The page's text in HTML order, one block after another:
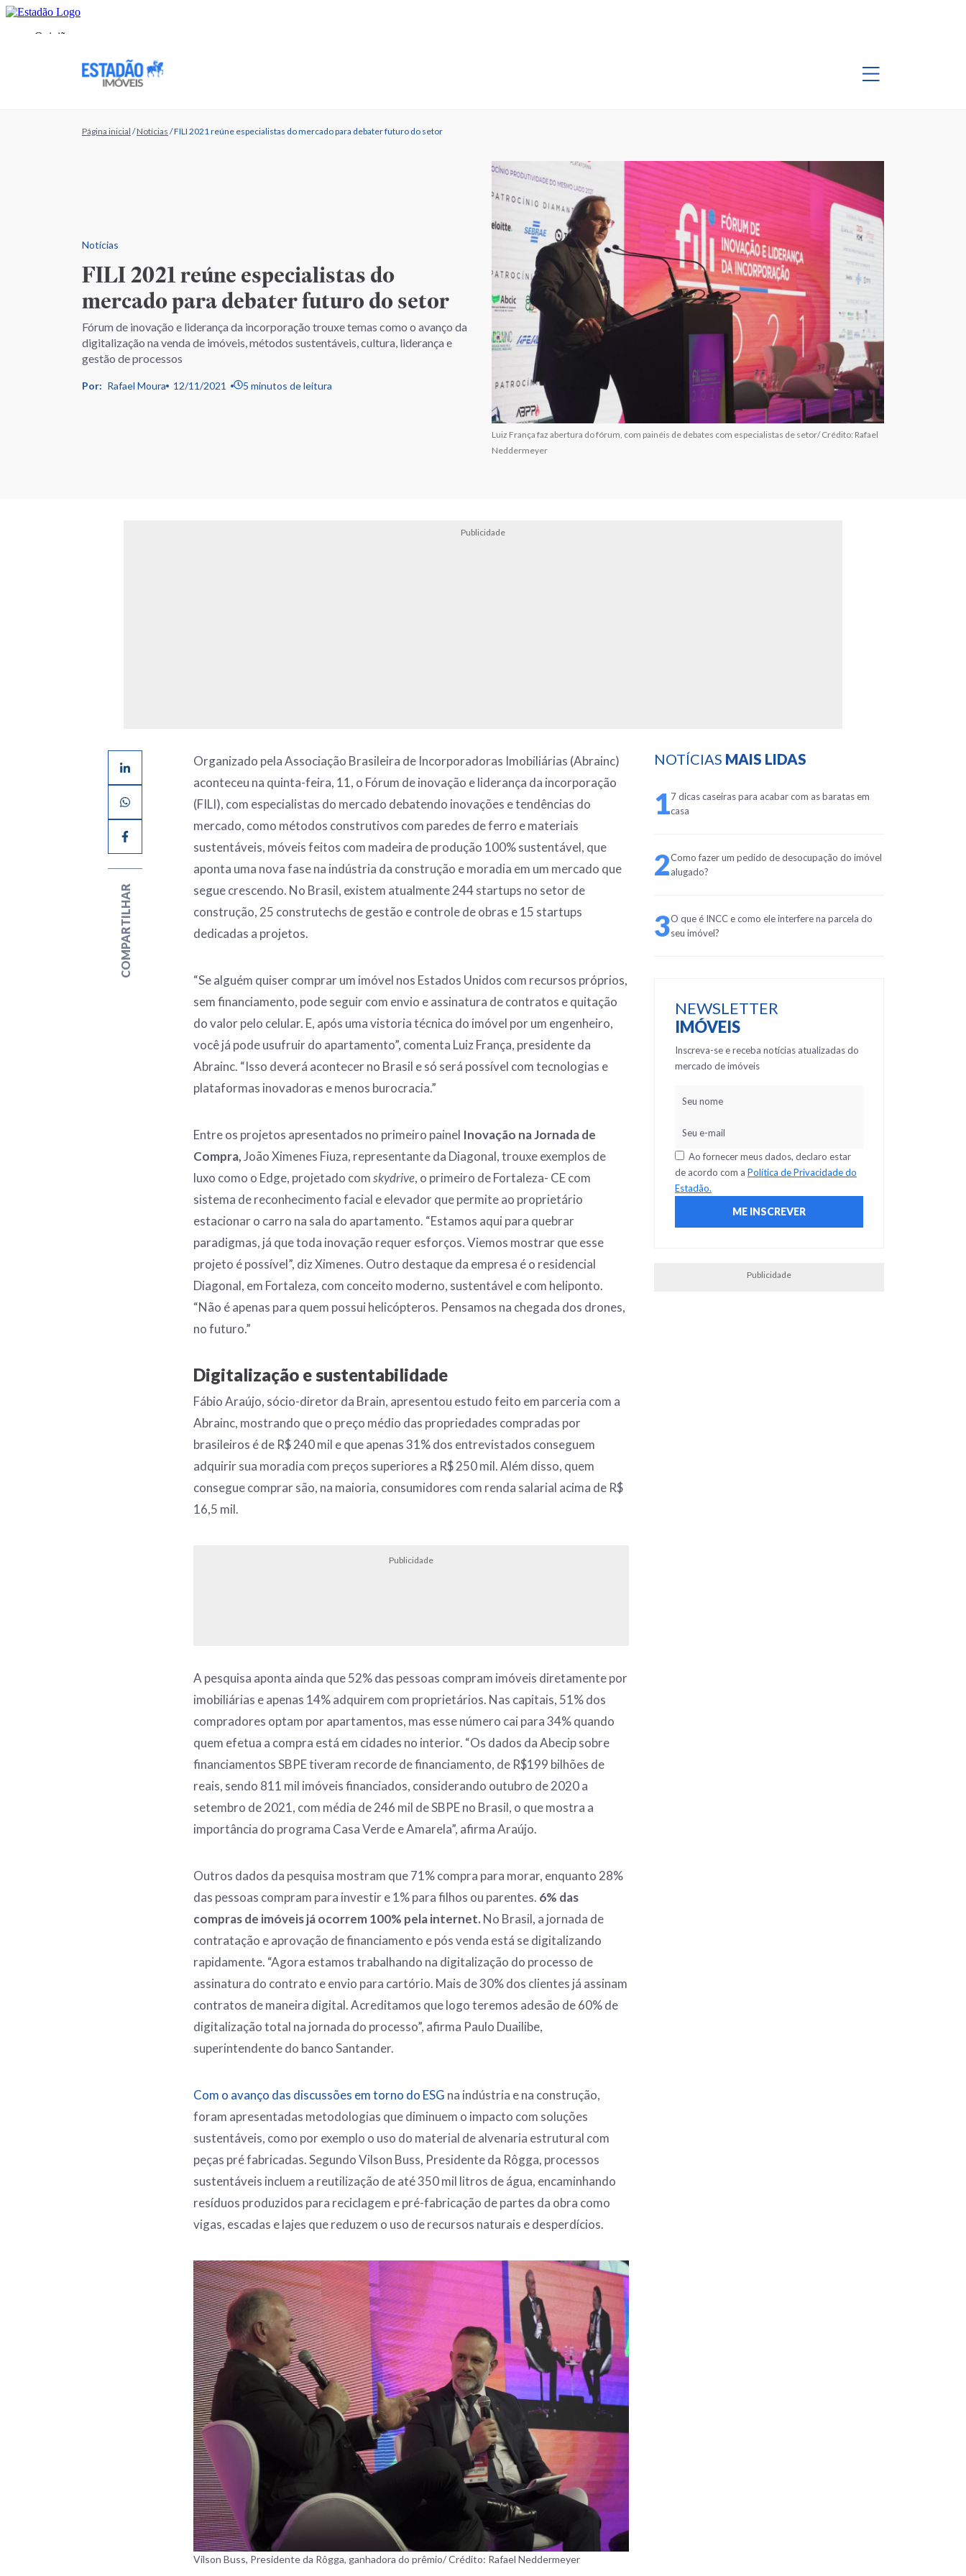
Página inicial /Notícias /FILI 2021 reúne especialistas do mercado para debater futuro do setor
Notícias
FILI 2021 reúne especialistas do
mercado para debater futuro do setor
Fórum de inovação e liderança da incorporação trouxe temas como o avanço da
digitalização na venda de imóveis, métodos sustentáveis, cultura, liderança e
gestão de processos
Por: Rafael Moura 12/11/2021 5 minutos de leitura
Luiz França faz abertura do fórum, com painéis de debates com especialistas de setor/ Crédito: Rafael
Neddermeyer
Publicidade
COMPARTILHAR
Organizado pela Associação Brasileira de Incorporadoras Imobiliárias (Abrainc)
aconteceu na quinta-feira, 11, o Fórum de inovação e liderança da incorporação
(FILI), com especialistas do mercado debatendo inovações e tendências do
mercado, como métodos construtivos com paredes de ferro e materiais
sustentáveis, móveis feitos com madeira de produção 100% sustentável, que
aponta uma nova fase na indústria da construção e moradia em um mercado que
segue crescendo. No Brasil, existem atualmente 244 startups no setor de
construção, 25 construtechs de gestão e controle de obras e 15 startups
dedicadas a projetos.
“Se alguém quiser comprar um imóvel nos Estados Unidos com recursos próprios,
sem financiamento, pode seguir com envio e assinatura de contratos e quitação
do valor pelo celular. E, após uma vistoria técnica do imóvel por um engenheiro,
você já pode usufruir do apartamento”, comenta Luiz França, presidente da
Abrainc. “Isso deverá acontecer no Brasil e só será possível com tecnologias e
plataformas inovadoras e menos burocracia.”
Entre os projetos apresentados no primeiro painel Inovação na Jornada de
Compra,João Ximenes Fiuza, representante da Diagonal, trouxe exemplos de
luxo como o Edge, projetado comskydrive, o primeiro de Fortaleza- CE com
sistema de reconhecimento facial e elevador que permite ao proprietário
estacionar o carro na sala do apartamento. “Estamos aqui para quebrar
paradigmas, já que toda inovação requer esforços. Viemos mostrar que esse
projeto é possível”, diz Ximenes. Outro destaque da empresa é o residencial
Diagonal, em Fortaleza, com conceito moderno, sustentável e com heliponto.
“Não é apenas para quem possui helicópteros. Pensamos na chegada dos drones,
no futuro.”
Digitalização e sustentabilidade
Fábio Araújo, sócio-diretor da Brain, apresentou estudo feito em parceria com a
Abrainc, mostrando que o preço médio das propriedades compradas por
brasileiros é de R$ 240 mil e que apenas 31% dos entrevistados conseguem
adquirir sua moradia com preços superiores a R$ 250 mil. Além disso, quem
consegue comprar são, na maioria, consumidores com renda salarial acima de R$
16,5 mil.
Publicidade
A pesquisa aponta ainda que 52% das pessoas compram imóveis diretamente por
imobiliárias e apenas 14% adquirem com proprietários. Nas capitais, 51% dos
compradores optam por apartamentos, mas esse número cai para 34% quando
quem efetua a compra está em cidades no interior. “Os dados da Abecip sobre
financiamentos SBPE tiveram recorde de financiamento, de R$199 bilhões de
reais, sendo 811 mil imóveis financiados, considerando outubro de 2020 a
setembro de 2021, com média de 246 mil de SBPE no Brasil, o que mostra a
importância do programa Casa Verde e Amarela”, afirma Araújo.
Outros dados da pesquisa mostram que 71% compra para morar, enquanto 28%
das pessoas compram para investir e 1% para filhos ou parentes. 6% das
compras de imóveis já ocorrem 100% pela internet. No Brasil, a jornada de
contratação e aprovação de financiamento e pós venda está se digitalizando
rapidamente. “Agora estamos trabalhando na digitalização do processo de
assinatura do contrato e envio para cartório. Mais de 30% dos clientes já assinam
contratos de maneira digital. Acreditamos que logo teremos adesão de 60% de
digitalização total na jornada do processo”, afirma Paulo Duailibe,
superintendente do banco Santander.
Com o avanço das discussões em torno do ESG na indústria e na construção,
foram apresentadas metodologias que diminuem o impacto com soluções
sustentáveis, como por exemplo o uso do material de alvenaria estrutural com
peças pré fabricadas. Segundo Vilson Buss, Presidente da Rôgga, processos
sustentáveis incluem a reutilização de até 350 mil litros de água, encaminhando
resíduos produzidos para reciclagem e pré-fabricação de partes da obra como
vigas, escadas e lajes que reduzem o uso de recursos naturais e desperdícios.
Vilson Buss, Presidente da Rôgga, ganhadora do prêmio/ Crédito: Rafael Neddermeyer
NOTÍCIAS MAIS LIDAS
17 dicas caseiras para acabar com as baratas em
casa
2Como fazer um pedido de desocupação do imóvel
alugado?
3O que é INCC e como ele interfere na parcela do
seu imóvel?
NEWSLETTER
IMÓVEIS
Inscreva-se e receba notícias atualizadas do
mercado de imóveis
Ao fornecer meus dados, declaro estar
de acordo com a Política de Privacidade do
Estadão.
Publicidade